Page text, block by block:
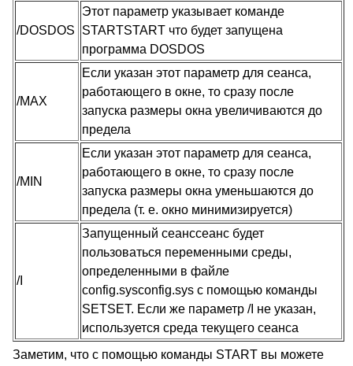
/DOSDOS
Этот параметр указывает команде
STARTSTART что будет запущена
программа DOSDOS
/MAX
Если указан этот параметр для сеанса,
работающего в окне, то сразу после
запуска размеры окна увеличиваются до
предела
/MIN
Если указан этот параметр для сеанса,
работающего в окне, то сразу после
запуска размеры окна уменьшаются до
предела (т. е. окно минимизируется)
/I
Запущенный сеанссеанс будет
пользоваться переменными среды,
определенными в файле
config.sysconfig.sys с помощью команды
SETSET. Если же параметр /I не указан,
используется среда текущего сеанса
Заметим, что с помощью команды START вы можете